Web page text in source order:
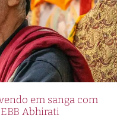
em sanga com
Abhirati